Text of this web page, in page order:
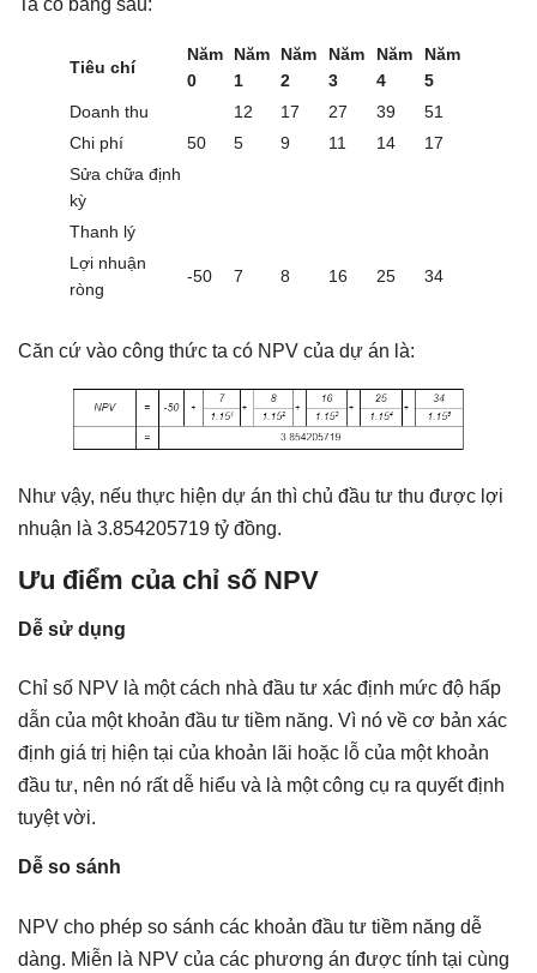
Ta có bảng sau:
Tiêu chí
Năm
0
Năm
1
Năm
2
Năm
3
Năm
4
Năm
5
Doanh thu
12 17 27 39
51
Chi phí
50 5 9 11 14
17
Sửa chữa định
kỳ
Thanh lý
Lợi nhuận
ròng
-50 7 8 16 25 34
Căn cứ vào công thức ta có NPV của dự án là:
Như vậy, nếu thực hiện dự án thì chủ đầu tư thu được lợi
nhuận là 3.854205719 tỷ đồng.
Ưu điểm của chỉ số NPV
Dễ sử dụng
Chỉ số NPV là một cách nhà đầu tư xác định mức độ hấp
dẫn của một khoản đầu tư tiềm năng. Vì nó về cơ bản xác
định giá trị hiện tại của khoản lãi hoặc lỗ của một khoản
đầu tư, nên nó rất dễ hiểu và là một công cụ ra quyết định
tuyệt vời.
Dễ so sánh
NPV cho phép so sánh các khoản đầu tư tiềm năng dễ
dàng. Miễn là NPV của các phương án được tính tại cùng